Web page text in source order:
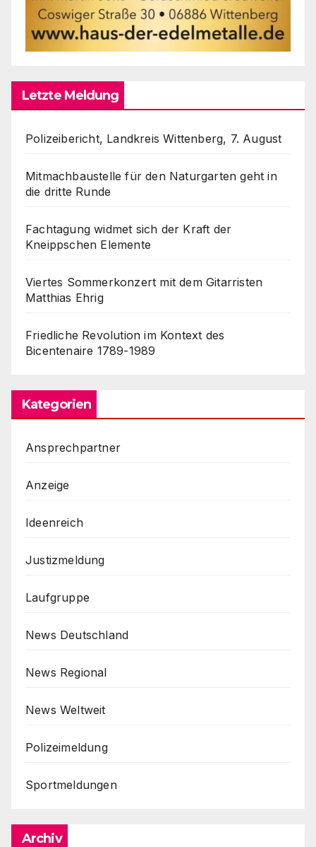
Letzte Meldung
Polizeibericht, Landkreis Wittenberg, 7. August
Mitmachbaustelle für den Naturgarten geht in
die dritte Runde
Fachtagung widmet sich der Kraft der
Kneippschen Elemente
Viertes Sommerkonzert mit dem Gitarristen
Matthias Ehrig
Friedliche Revolution im Kontext des
Bicentenaire 1789-1989
Kategorien
Ansprechpartner
Anzeige
Ideenreich
Justizmeldung
Laufgruppe
News Deutschland
News Regional
News Weltweit
Polizeimeldung
Sportmeldungen
Archiv